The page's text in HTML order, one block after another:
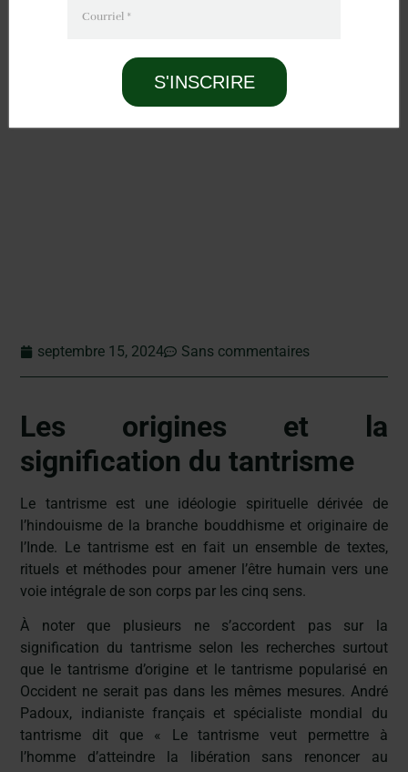
septembre 15, 2024 Sans commentaires
Les origines et la
signification du tantrisme
Le tantrisme est une idéologie spirituelle dérivée de
l’hindouisme de la branche bouddhisme et originaire de
l’Inde. Le tantrisme est en fait un ensemble de textes,
rituels et méthodes pour amener l’être humain vers une
voie intégrale de son corps par les cinq sens.
À noter que plusieurs ne s’accordent pas sur la
signification du tantrisme selon les recherches surtout
que le tantrisme d’origine et le tantrisme popularisé en
Occident ne serait pas dans les mêmes mesures. André
Padoux, indianiste français et spécialiste mondial du
tantrisme dit que « Le tantrisme veut permettre à
l’homme d’atteindre la libération sans renoncer au
Courriel *
S'INSCRIRE